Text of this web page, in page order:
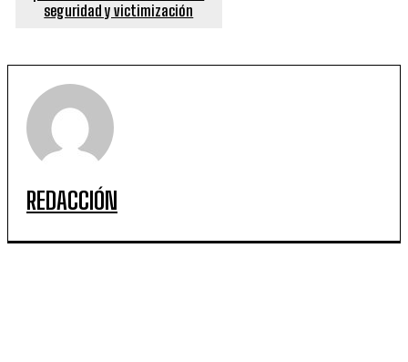
seguridad y victimización
REDACCIÓN